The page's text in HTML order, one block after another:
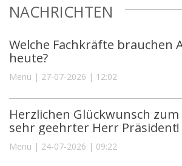
NACHRICHTEN
Welche Fachkräfte brauchen
heute?
Menu | 27-07-2026 | 12:02
Herzlichen Glückwunsch
sehr geehrter Herr Präsident!
Menu | 24-07-2026 | 09:22